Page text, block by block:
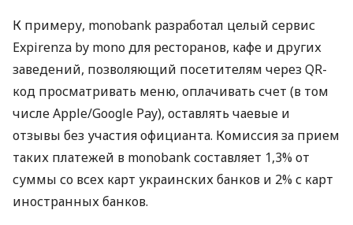
К примеру, monobank разработал целый сервис
Expirenza by mono для ресторанов, кафе и других
заведений, позволяющий посетителям через QR-
код просматривать меню, оплачивать счет (в том
числе Apple/Google Pay), оставлять чаевые и
отзывы без участия официанта. Комиссия за прием
таких платежей в monobank составляет 1,3% от
суммы со всех карт украинских банков и 2% с карт
иностранных банков.